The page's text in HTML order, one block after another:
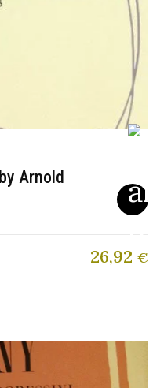
Arnold
26,92 €